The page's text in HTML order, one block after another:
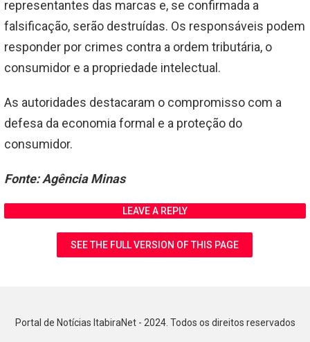
representantes das marcas e, se confirmada a
falsificação, serão destruídas. Os responsáveis podem
responder por crimes contra a ordem tributária, o
consumidor e a propriedade intelectual.
As autoridades destacaram o compromisso com a
defesa da economia formal e a proteção do
consumidor.
Fonte: Agência Minas
LEAVE A REPLY
SEE THE FULL VERSION OF THIS PAGE
Portal de Notícias ItabiraNet - 2024. Todos os direitos reservados